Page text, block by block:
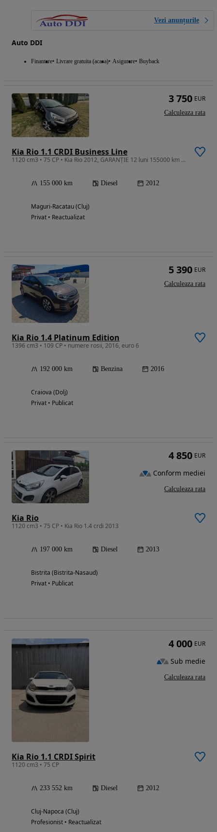
Vezi anunțurile
Auto DDI
Finantare Livrare gratuita (acasa) Asigurare Buyback
Kia Rio 1.1 CRDI Business Line
1120 cm3 • 75 CP • Kia Rio 2012, GARANȚIE 12 luni 155000 km reali, ful
155 000 km Diesel 2012
Maguri-Racatau (Cluj)
Privat • Reactualizat
3 750 EUR
Calculeaza rata
Kia Rio 1.4 Platinum Edition
1396 cm3 • 109 CP • numere rosii, 2016, euro 6
192 000 km Benzina 2016
Craiova (Dolj)
Privat • Publicat
5 390 EUR
Calculeaza rata
Kia Rio
1120 cm3 • 75 CP • Kia Rio 1.4 crdi 2013
197 000 km Diesel 2013
Bistrita (Bistrita-Nasaud)
Privat • Publicat
4 850 EUR
Conform mediei
Calculeaza rata
Kia Rio 1.1 CRDI Spirit
1120 cm3 • 75 CP
233 552 km Diesel 2012
Cluj-Napoca (Cluj)
Profesionist • Reactualizat
4 000 EUR
Sub medie
Calculeaza rata